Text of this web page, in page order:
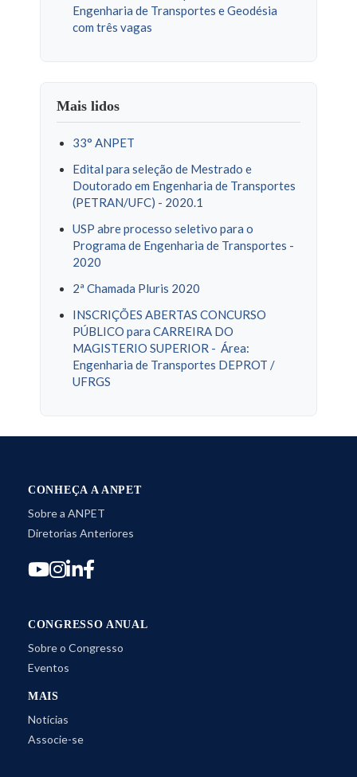
Engenharia de Transportes e Geodésia
com três vagas
Mais lidos
33° ANPET
Edital para seleção de Mestrado e
Doutorado em Engenharia de Transportes
(PETRAN/UFC) - 2020.1
USP abre processo seletivo para o
Programa de Engenharia de Transportes -
2020
2ª Chamada Pluris 2020
INSCRIÇÕES ABERTAS CONCURSO
PÚBLICO para CARREIRA DO
MAGISTERIO SUPERIOR - Área:
Engenharia de Transportes DEPROT /
UFRGS
CONHEÇA A ANPET
Sobre a ANPET
Diretorias Anteriores
CONGRESSO ANUAL
Sobre o Congresso
Eventos
MAIS
Notícias
Associe-se